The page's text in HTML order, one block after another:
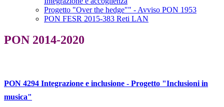
Progetto "Over the hedge"" - Avviso PON 1953
PON FESR 2015-383 Reti LAN
PON 2014-2020
PON 4294 Integrazione e inclusione - Progetto "Inclusioni in
musica"